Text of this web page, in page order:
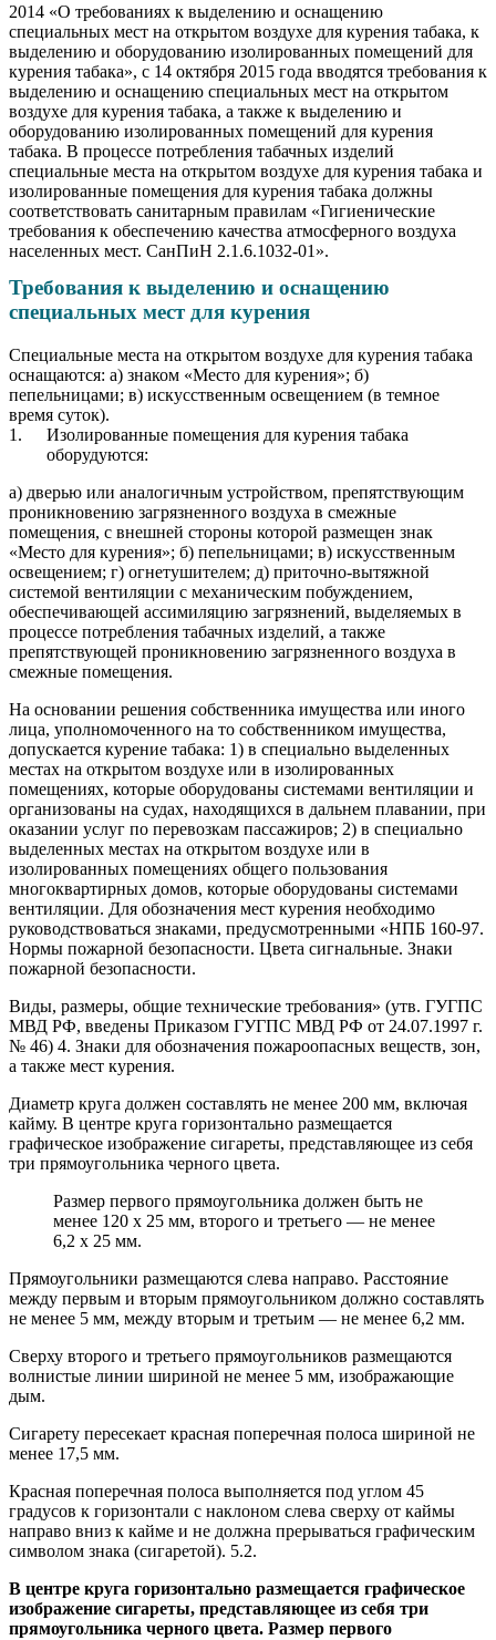
2014 «О требованиях к выделению и оснащению
специальных мест на открытом воздухе для курения табака, к
выделению и оборудованию изолированных помещений для
курения табака», с 14 октября 2015 года вводятся требования к
выделению и оснащению специальных мест на открытом
воздухе для курения табака, а также к выделению и
оборудованию изолированных помещений для курения
табака. В процессе потребления табачных изделий
специальные места на открытом воздухе для курения табака и
изолированные помещения для курения табака должны
соответствовать санитарным правилам «Гигиенические
требования к обеспечению качества атмосферного воздуха
населенных мест. СанПиН 2.1.6.1032-01».
Требования к выделению и оснащению
специальных мест для курения
Специальные места на открытом воздухе для курения табака
оснащаются: а) знаком «Место для курения»; б)
пепельницами; в) искусственным освещением (в темное
время суток).
Изолированные помещения для курения табака
оборудуются:
а) дверью или аналогичным устройством, препятствующим
проникновению загрязненного воздуха в смежные
помещения, с внешней стороны которой размещен знак
«Место для курения»; б) пепельницами; в) искусственным
освещением; г) огнетушителем; д) приточно-вытяжной
системой вентиляции с механическим побуждением,
обеспечивающей ассимиляцию загрязнений, выделяемых в
процессе потребления табачных изделий, а также
препятствующей проникновению загрязненного воздуха в
смежные помещения.
На основании решения собственника имущества или иного
лица, уполномоченного на то собственником имущества,
допускается курение табака: 1) в специально выделенных
местах на открытом воздухе или в изолированных
помещениях, которые оборудованы системами вентиляции и
организованы на судах, находящихся в дальнем плавании, при
оказании услуг по перевозкам пассажиров; 2) в специально
выделенных местах на открытом воздухе или в
изолированных помещениях общего пользования
многоквартирных домов, которые оборудованы системами
вентиляции. Для обозначения мест курения необходимо
руководствоваться знаками, предусмотренными «НПБ 160-97.
Нормы пожарной безопасности. Цвета сигнальные. Знаки
пожарной безопасности.
Виды, размеры, общие технические требования» (утв. ГУГПС
МВД РФ, введены Приказом ГУГПС МВД РФ от 24.07.1997 г.
№ 46) 4. Знаки для обозначения пожароопасных веществ, зон,
а также мест курения.
Диаметр круга должен составлять не менее 200 мм, включая
кайму. В центре круга горизонтально размещается
графическое изображение сигареты, представляющее из себя
три прямоугольника черного цвета.
Размер первого прямоугольника должен быть не
менее 120 х 25 мм, второго и третьего — не менее
6,2 х 25 мм.
Прямоугольники размещаются слева направо. Расстояние
между первым и вторым прямоугольником должно составлять
не менее 5 мм, между вторым и третьим — не менее 6,2 мм.
Сверху второго и третьего прямоугольников размещаются
волнистые линии шириной не менее 5 мм, изображающие
дым.
Сигарету пересекает красная поперечная полоса шириной не
менее 17,5 мм.
Красная поперечная полоса выполняется под углом 45
градусов к горизонтали с наклоном слева сверху от каймы
направо вниз к кайме и не должна прерываться графическим
символом знака (сигаретой). 5.2.
В центре круга горизонтально размещается графическое
изображение сигареты, представляющее из себя три
прямоугольника черного цвета. Размер первого